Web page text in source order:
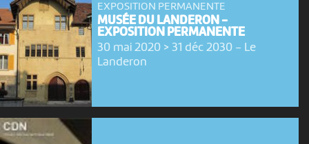
EXPOSITION PERMANENTE
MUSÉE DU LANDERON -
EXPOSITION PERMANENTE
30 mai 2020 > 31 déc 2030- Le
Landeron